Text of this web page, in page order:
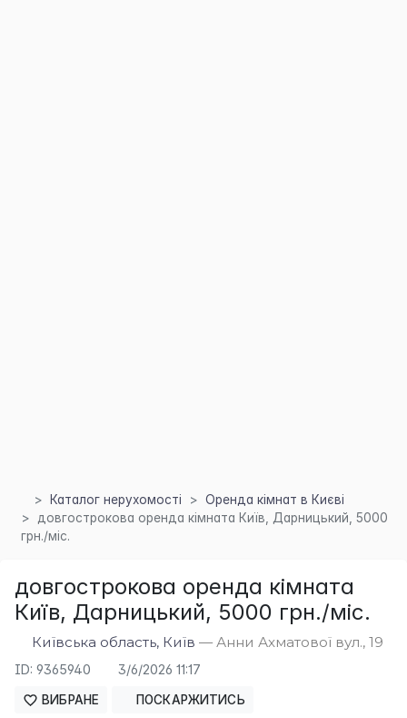
Каталог нерухомості
Оренда кімнат в Києві
довгострокова оренда кімната Київ, Дарницький, 5000
грн./міс.
довгострокова оренда кімната
Київ, Дарницький, 5000 грн./міс.
Київська область, Київ — Анни Ахматової вул., 19
ID: 9365940 3/6/2026 11:17
ВИБРАНЕ ПОСКАРЖИТИСЬ
×